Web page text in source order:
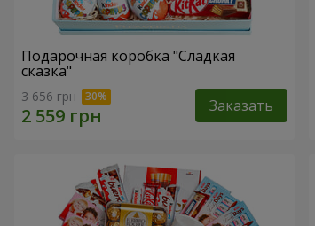
Подарочная коробка "Сладкая
сказка"
3 656 грн Заказать